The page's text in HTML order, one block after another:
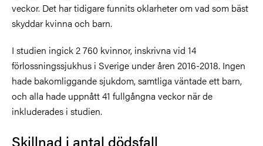
veckor. Det har tidigare funnits oklarheter om vad som bäst
skyddar kvinna och barn.
I studien ingick 2 760 kvinnor, inskrivna vid 14
förlossningssjukhus i Sverige under åren 2016-2018. Ingen
hade bakomliggande sjukdom, samtliga väntade ett barn,
och alla hade uppnått 41 fullgångna veckor när de
inkluderades i studien.
Skillnad i antal dödsfall